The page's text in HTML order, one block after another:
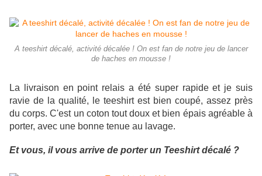
A teeshirt décalé, activité décalée ! On est fan de notre jeu de lancer
de haches en mousse !
La livraison en point relais a été super rapide et je suis
ravie de la qualité, le teeshirt est bien coupé, assez près
du corps. C'est un coton tout doux et bien épais agréable à
porter, avec une bonne tenue au lavage.
Et vous, il vous arrive de porter un Teeshirt décalé ?